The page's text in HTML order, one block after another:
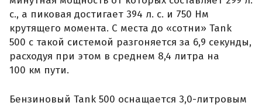
с., а пиковая достигает 394 л. с. и 750 Нм
крутящего момента. С места до «сотни» Tank
500 с такой системой разгоняется за 6,9 секунды,
расходуя при этом в среднем 8,4 литра на
100 км пути.
Бензиновый Tank 500 оснащается 3,0-литровым